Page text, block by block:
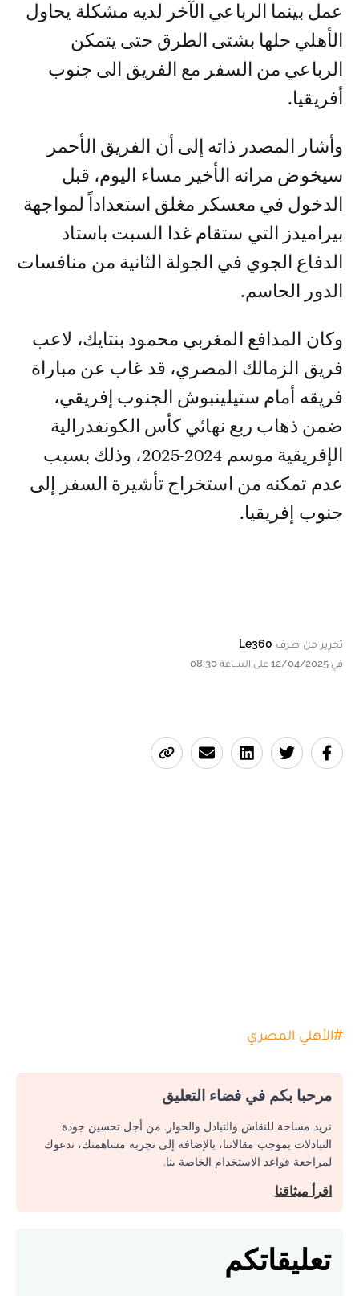
عمل بينما الرباعي الآخر لديه مشكلة يحاول
الأهلي حلها بشتى الطرق حتى يتمكن
الرباعي من السفر مع الفريق الى جنوب
أفريقيا.
وأشار المصدر ذاته إلى أن الفريق الأحمر
سيخوض مرانه الأخير مساء اليوم، قبل
الدخول في معسكر مغلق استعداداً لمواجهة
بيراميدز التي ستقام غدا السبت باستاد
الدفاع الجوي في الجولة الثانية من منافسات
الدور الحاسم.
وكان المدافع المغربي محمود بنتايك، لاعب
فريق الزمالك المصري، قد غاب عن مباراة
فريقه أمام ستيلينبوش الجنوب إفريقي،
ضمن ذهاب ربع نهائي كأس الكونفدرالية
الإفريقية موسم 2024-2025، وذلك بسبب
عدم تمكنه من استخراج تأشيرة السفر إلى
جنوب إفريقيا.
تحرير من طرف Le360
في 12/04/2025 على الساعة 08:30
#الأهلي المصري
مرحبا بكم في فضاء التعليق
نريد مساحة للنقاش والتبادل والحوار. من أجل تحسين جودة
التبادلات بموجب مقالاتنا، بالإضافة إلى تجربة مساهمتك، ندعوك
لمراجعة قواعد الاستخدام الخاصة بنا.
اقرأ ميثاقنا
تعليقاتكم